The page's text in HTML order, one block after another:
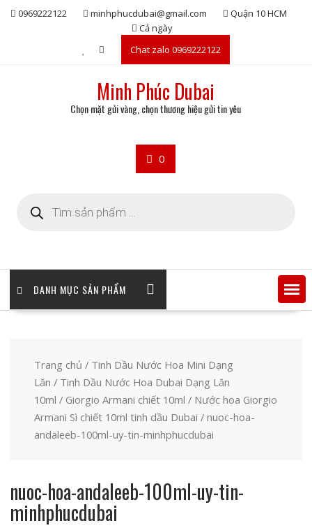
Skip0969222122 minhphucdubai@gmail.com
Quận 10 HCM
Cả ngày
Chat zalo 0969222122
Minh Phúc Dubai
Chọn mặt gửi vàng, chọn thương hiệu gửi tin yêu
0
kiếm
sản
DANH MỤC SẢN PHẨM
Trang chủ / Tinh Dầu Nước Hoa Mini Dạng
Lăn / Tinh Dầu Nước Hoa Dubai Dạng Lăn
10ml / Giorgio Armani chiết 10ml / Nước hoa Giorgio
Armani Sì chiết 10ml tinh dầu Dubai / nuoc-hoa-
andaleeb-100ml-uy-tin-minhphucdubai
nuoc-hoa-andaleeb-100ml-uy-tin-
minhphucdubai